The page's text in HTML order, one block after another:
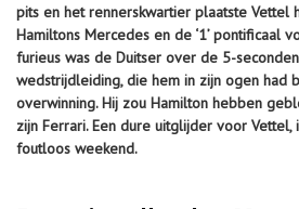
pits en het rennerskwartier plaatste Vettel
Hamiltons Mercedes en de ‘1’ pontificaal
furieus was de Duitser over de 5-
wedstrijdleiding, die hem in zijn ogen had
overwinning. Hij zou Hamilton hebben
zijn Ferrari. Een dure uitglijder voor
foutloos weekend.